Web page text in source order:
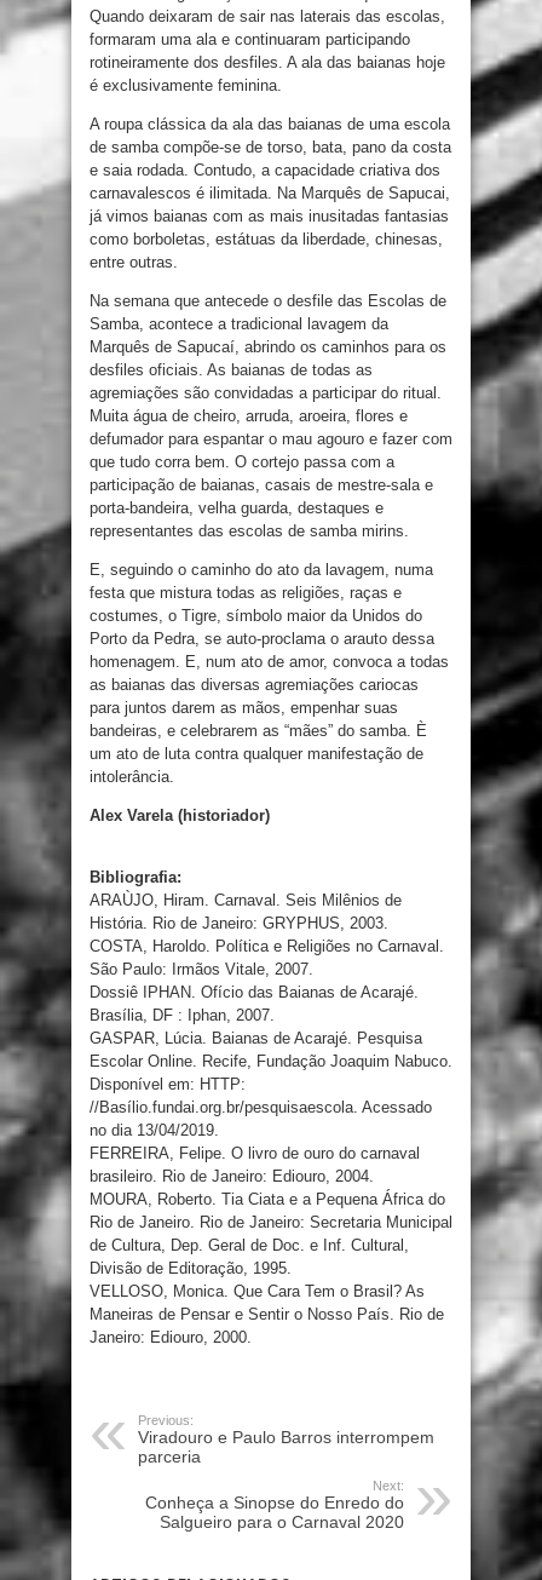
Quando deixaram de sair nas laterais das escolas,
formaram uma ala e continuaram participando
rotineiramente dos desfiles. A ala das baianas hoje
é exclusivamente feminina.
A roupa clássica da ala das baianas de uma escola
de samba compõe-se de torso, bata, pano da costa
e saia rodada. Contudo, a capacidade criativa dos
carnavalescos é ilimitada. Na Marquês de Sapucai,
já vimos baianas com as mais inusitadas fantasias
como borboletas, estátuas da liberdade, chinesas,
entre outras.
Na semana que antecede o desfile das Escolas de
Samba, acontece a tradicional lavagem da
Marquês de Sapucaí, abrindo os caminhos para os
desfiles oficiais. As baianas de todas as
agremiações são convidadas a participar do ritual.
Muita água de cheiro, arruda, aroeira, flores e
defumador para espantar o mau agouro e fazer com
que tudo corra bem. O cortejo passa com a
participação de baianas, casais de mestre-sala e
porta-bandeira, velha guarda, destaques e
representantes das escolas de samba mirins.
E, seguindo o caminho do ato da lavagem, numa
festa que mistura todas as religiões, raças e
costumes, o Tigre, símbolo maior da Unidos do
Porto da Pedra, se auto-proclama o arauto dessa
homenagem. E, num ato de amor, convoca a todas
as baianas das diversas agremiações cariocas
para juntos darem as mãos, empenhar suas
bandeiras, e celebrarem as “mães” do samba. È
um ato de luta contra qualquer manifestação de
intolerância.
Alex Varela (historiador)
Bibliografia:
ARAÙJO, Hiram. Carnaval. Seis Milênios de
História. Rio de Janeiro: GRYPHUS, 2003.
COSTA, Haroldo. Política e Religiões no Carnaval.
São Paulo: Irmãos Vitale, 2007.
Dossiê IPHAN. Ofício das Baianas de Acarajé.
Brasília, DF : Iphan, 2007.
GASPAR, Lúcia. Baianas de Acarajé. Pesquisa
Escolar Online. Recife, Fundação Joaquim Nabuco.
Disponível em: HTTP:
//Basílio.fundai.org.br/pesquisaescola. Acessado
no dia 13/04/2019.
FERREIRA, Felipe. O livro de ouro do carnaval
brasileiro. Rio de Janeiro: Ediouro, 2004.
MOURA, Roberto. Tia Ciata e a Pequena África do
Rio de Janeiro. Rio de Janeiro: Secretaria Municipal
de Cultura, Dep. Geral de Doc. e Inf. Cultural,
Divisão de Editoração, 1995.
VELLOSO, Monica. Que Cara Tem o Brasil? As
Maneiras de Pensar e Sentir o Nosso País. Rio de
Janeiro: Ediouro, 2000.
Previous:
Viradouro e Paulo Barros interrompem
parceria
Next:
Conheça a Sinopse do Enredo do
Salgueiro para o Carnaval 2020